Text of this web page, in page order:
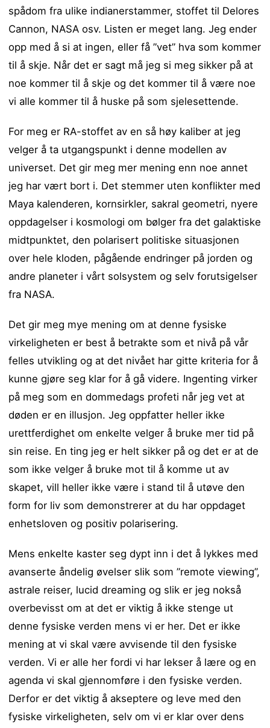
spådom fra ulike indianerstammer, stoffet til Delores
Cannon, NASA osv. Listen er meget lang. Jeg ender
opp med å si at ingen, eller få ”vet” hva som kommer
til å skje. Når det er sagt må jeg si meg sikker på at
noe kommer til å skje og det kommer til å være noe
vi alle kommer til å huske på som sjelesettende.
For meg er RA-stoffet av en så høy kaliber at jeg
velger å ta utgangspunkt i denne modellen av
universet. Det gir meg mer mening enn noe annet
jeg har vært bort i. Det stemmer uten konflikter med
Maya kalenderen, kornsirkler, sakral geometri, nyere
oppdagelser i kosmologi om bølger fra det galaktiske
midtpunktet, den polarisert politiske situasjonen
over hele kloden, pågående endringer på jorden og
andre planeter i vårt solsystem og selv forutsigelser
fra NASA.
Det gir meg mye mening om at denne fysiske
virkeligheten er best å betrakte som et nivå på vår
felles utvikling og at det nivået har gitte kriteria for å
kunne gjøre seg klar for å gå videre. Ingenting virker
på meg som en dommedags profeti når jeg vet at
døden er en illusjon. Jeg oppfatter heller ikke
urettferdighet om enkelte velger å bruke mer tid på
sin reise. En ting jeg er helt sikker på og det er at de
som ikke velger å bruke mot til å komme ut av
skapet, vill heller ikke være i stand til å utøve den
form for liv som demonstrerer at du har oppdaget
enhetsloven og positiv polarisering.
Mens enkelte kaster seg dypt inn i det å lykkes med
avanserte åndelig øvelser slik som ”remote viewing”,
astrale reiser, lucid dreaming og slik er jeg nokså
overbevisst om at det er viktig å ikke stenge ut
denne fysiske verden mens vi er her. Det er ikke
mening at vi skal være avvisende til den fysiske
verden. Vi er alle her fordi vi har lekser å lære og en
agenda vi skal gjennomføre i den fysiske verden.
Derfor er det viktig å akseptere og leve med den
fysiske virkeligheten, selv om vi er klar over dens